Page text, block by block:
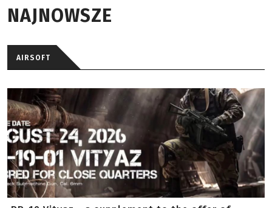
NAJNOWSZE
AIRSOFT